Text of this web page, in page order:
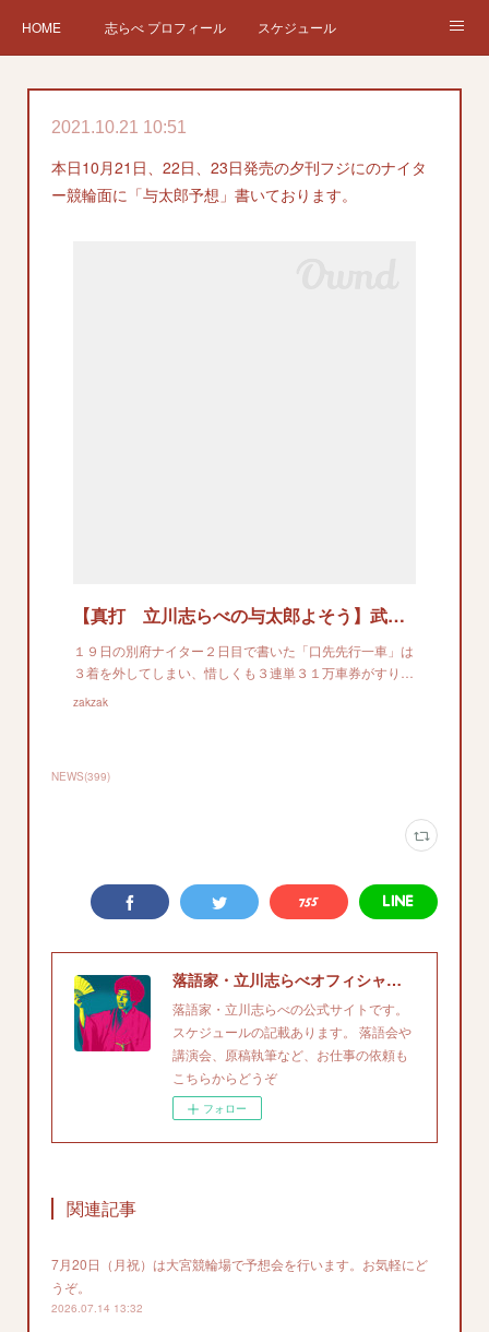
HOME 志らべ プロフィール スケジュール
チケット予約 Instagram
2021.10.21 10:51
本日10月21日、22日、23日発売の夕刊フジにのナイタ
ー競輪面に「与太郎予想」書いております。
【真打 立川志らべの与太郎よそう】武雄初日 どんどんタテに飛び出していく勝負をするんじゃないかな
１９日の別府ナイター２日目で書いた「口先先行一車」は
３着を外してしまい、惜しくも３連単３１万車券がすり…
zakzak
NEWS(399)
落語家・立川志らべオフィシャルサイト
落語家・立川志らべの公式サイトです。
スケジュールの記載あります。 落語会や
講演会、原稿執筆など、お仕事の依頼も
こちらからどうぞ
フォロー
関連記事
7月20日（月祝）は大宮競輪場で予想会を行います。お気軽にど
うぞ。
2026.07.14 13:32